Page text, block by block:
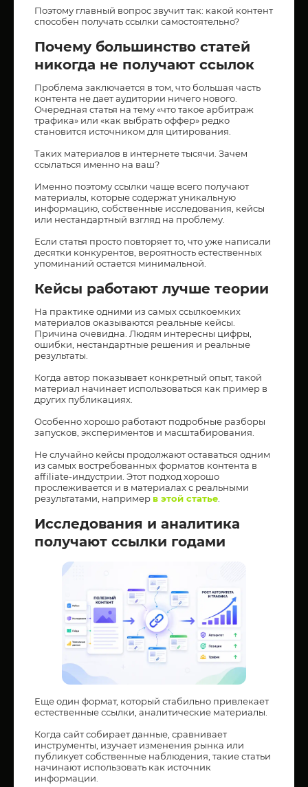
Поэтому главный вопрос звучит так: какой контент
способен получать ссылки самостоятельно?
Почему большинство статей
никогда не получают ссылок
Проблема заключается в том, что большая часть
контента не дает аудитории ничего нового.
Очередная статья на тему «что такое арбитраж
трафика» или «как выбрать оффер» редко
становится источником для цитирования.
Таких материалов в интернете тысячи. Зачем
ссылаться именно на ваш?
Именно поэтому ссылки чаще всего получают
материалы, которые содержат уникальную
информацию, собственные исследования, кейсы
или нестандартный взгляд на проблему.
Если статья просто повторяет то, что уже написали
десятки конкурентов, вероятность естественных
упоминаний остается минимальной.
Кейсы работают лучше теории
На практике одними из самых ссылкоемких
материалов оказываются реальные кейсы.
Причина очевидна. Людям интересны цифры,
ошибки, нестандартные решения и реальные
результаты.
Когда автор показывает конкретный опыт, такой
материал начинает использоваться как пример в
других публикациях.
Особенно хорошо работают подробные разборы
запусков, экспериментов и масштабирования.
Не случайно кейсы продолжают оставаться одним
из самых востребованных форматов контента в
affiliate-индустрии. Этот подход хорошо
прослеживается и в материалах с реальными
результатами, например в этой статье
Исследования и аналитика
получают ссылки годами
Еще один формат, который стабильно привлекает
естественные ссылки, аналитические материалы.
Когда сайт собирает данные, сравнивает
инструменты, изучает изменения рынка или
публикует собственные наблюдения, такие статьи
начинают использовать как источник
информации.